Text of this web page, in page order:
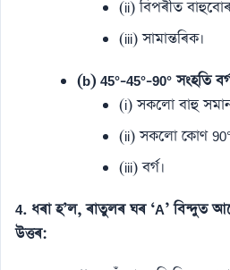
(ii) বিপৰীত
(iii) সামান্তৰিক।
(b) 45°-45°-90° সংহতি
(i) সকলো বাহু
(ii) সকলো কোণ
(iii) বৰ্গ।
4. ধৰা হ’ল, ৰাতুলৰ ঘৰ ‘A’ বিন্দুত
উত্তৰ: